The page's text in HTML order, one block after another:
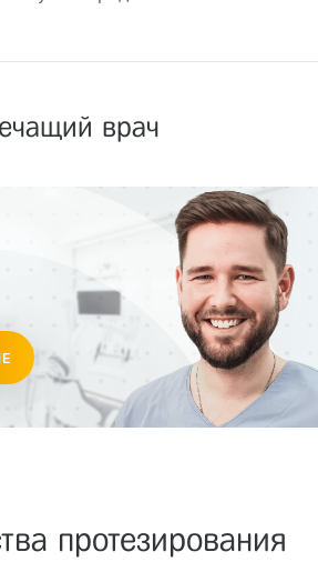
врач
протезирования